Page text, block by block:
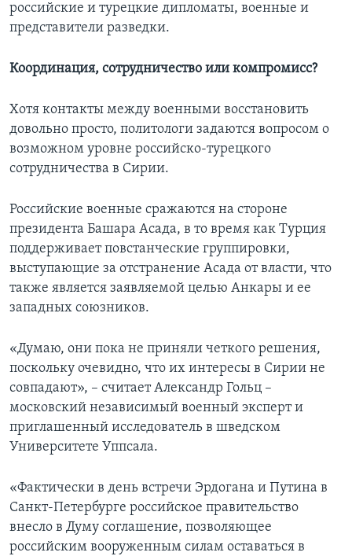
российские и турецкие дипломаты, военные и
представители разведки.
Координация, сотрудничество или компромисс?
Хотя контакты между военными восстановить
довольно просто, политологи задаются вопросом о
возможном уровне российско-турецкого
сотрудничества в Сирии.
Российские военные сражаются на стороне
президента Башара Асада, в то время как Турция
поддерживает повстанческие группировки,
выступающие за отстранение Асада от власти, что
также является заявляемой целью Анкары и ее
западных союзников.
«Думаю, они пока не приняли четкого решения,
поскольку очевидно, что их интересы в Сирии не
совпадают», – считает Александр Гольц –
московский независимый военный эксперт и
приглашенный исследователь в шведском
Университете Уппсала.
«Фактически в день встречи Эрдогана и Путина в
Санкт-Петербурге российское правительство
внесло в Думу соглашение, позволяющее
российским вооруженным силам оставаться в